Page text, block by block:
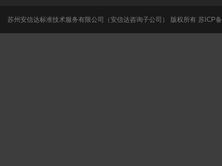
苏州安信达标准技术服务有限公司（安信达咨询子公司） 版权所有 苏ICP